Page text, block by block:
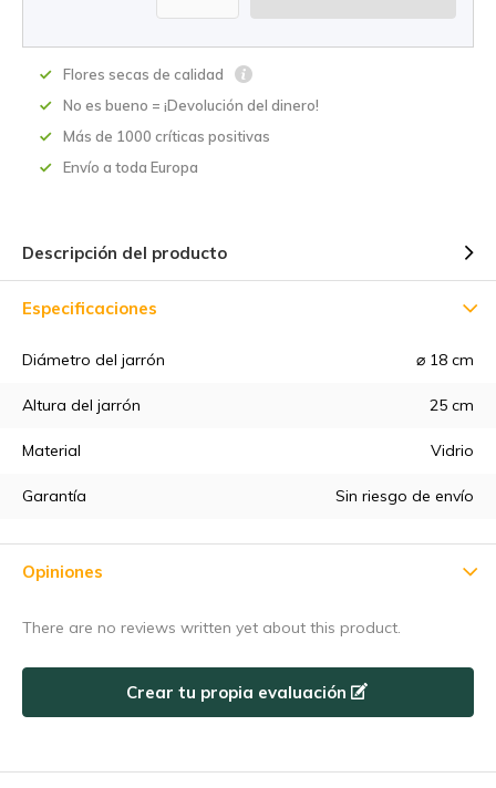
Flores secas de calidad
No es bueno = ¡Devolución del dinero!
Más de 1000 críticas positivas
Envío a toda Europa
Descripción del producto
Especificaciones
Diámetro del jarrón ⌀ 18 cm
Altura del jarrón 25 cm
Material Vidrio
Garantía Sin riesgo de envío
Opiniones
There are no reviews written yet about this product.
Crear tu propia evaluación
nuestras novedades, ¡y consigue un
5% de descuentoen tu